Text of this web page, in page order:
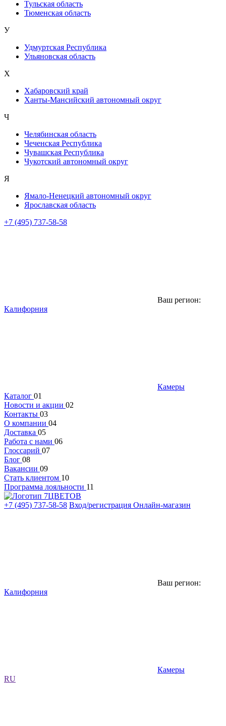
Тульская область
Тюменская область
У
Удмуртская Республика
Ульяновская область
Х
Хабаровский край
Ханты-Мансийский автономный округ
Ч
Челябинская область
Чеченская Республика
Чувашская Республика
Чукотский автономный округ
Я
Ямало-Ненецкий автономный округ
Ярославская область
+7 (495) 737-58-58
Ваш регион:
Калифорния
Камеры
Каталог 01
Новости и акции 02
Контакты 03
О компании 04
Доставка 05
Работа с нами 06
Глоссарий 07
Блог 08
Вакансии 09
Стать клиентом 10
Программа лояльности 11
+7 (495) 737-58-58 Вход/регистрация Онлайн-магазин
Ваш регион:
Калифорния
Камеры
RU